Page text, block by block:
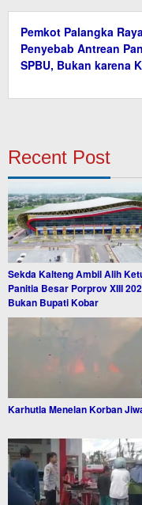
Pemkot Palangka
Penyebab Antrean
SPBU, Bukan karena
Recent Post
Sekda Kalteng Ambil Alih
Panitia Besar Porprov XIII
Bukan Bupati Kobar
Karhutla Menelan Korban